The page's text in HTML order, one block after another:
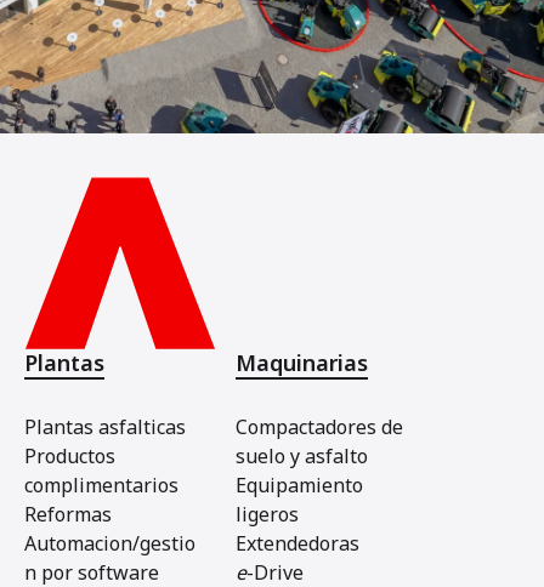
Plantas
Plantas asfalticas
Productos
complimentarios
Reformas
Automacion/gestio
n por software
Maquinarias
Compactadores de
suelo y asfalto
Equipamiento
ligeros
Extendedoras
e-Drive